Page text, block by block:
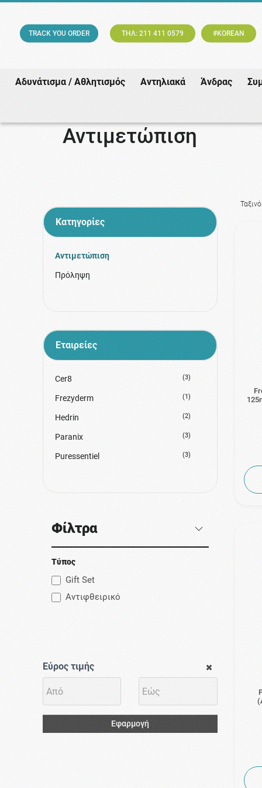
TRACK YOU ORDER ΤΗΛ: 211 411 0579 #KOREAN
Αδυνάτισμα / Αθλητισμός Αντηλιακά Άνδρας
Αντιμετώπιση
Κατηγορίες
Αντιμετώπιση
Πρόληψη
Εταιρείες
Cer8 (3)
Frezyderm (1)
Hedrin (2)
Paranix (3)
Puressentiel (3)
Φίλτρα
Τύπος
Gift Set
Αντιφθειρικό
Εύρος τιμής
Εφαρμογή